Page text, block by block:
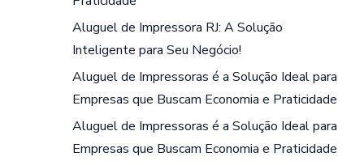
Aluguel de Impressora RJ: A Solução
Inteligente para Seu Negócio!
Aluguel de Impressoras é a Solução Ideal para
Empresas que Buscam Economia e Praticidade
Aluguel de Impressoras é a Solução Ideal para
Empresas que Buscam Economia e Praticidade